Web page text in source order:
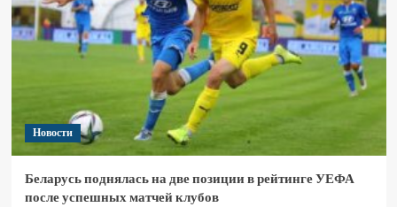
Новости
Беларусь поднялась на две позиции в рейтинге УЕФА
после успешных матчей клубов